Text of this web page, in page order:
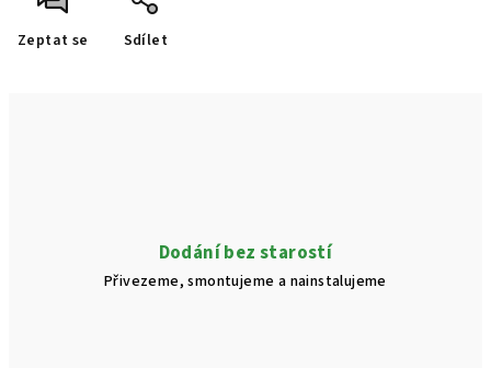
Zeptat se Sdílet
Dodání bez starostí
Přivezeme, smontujeme a nainstalujeme